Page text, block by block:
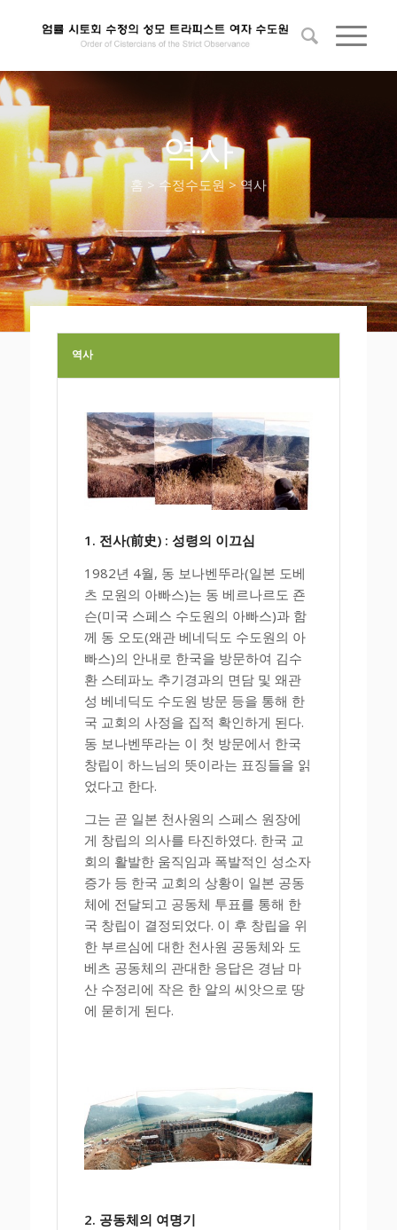
역사
홈 > 수정수도원 > 역사
역사
1. 전사(前史) : 성령의 이끄심
1982년 4월, 동 보나벤뚜라(일본 도베
츠 모원의 아빠스)는 동 베르나르도 죤
슨(미국 스페스 수도원의 아빠스)과 함
께 동 오도(왜관 베네딕도 수도원의 아
빠스)의 안내로 한국을 방문하여 김수
환 스테파노 추기경과의 면담 및 왜관
성 베네딕도 수도원 방문 등을 통해 한
국 교회의 사정을 집적 확인하게 된다.
동 보나벤뚜라는 이 첫 방문에서 한국
창립이 하느님의 뜻이라는 표징들을 읽
었다고 한다.
그는 곧 일본 천사원의 스페스 원장에
게 창립의 의사를 타진하였다. 한국 교
회의 활발한 움직임과 폭발적인 성소자
증가 등 한국 교회의 상황이 일본 공동
체에 전달되고 공동체 투표를 통해 한
국 창립이 결정되었다. 이 후 창립을 위
한 부르심에 대한 천사원 공동체와 도
베츠 공동체의 관대한 응답은 경남 마
산 수정리에 작은 한 알의 씨앗으로 땅
에 묻히게 된다.
2. 공동체의 여명기